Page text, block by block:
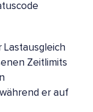
Lastausgleich
Zeitlimits
er auf